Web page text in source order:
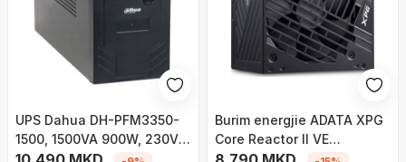
UPS Dahua DH-PFM3350-
1500, 1500VA 900W, 230V, i
zi
Burim energjie ADATA XPG
Core Reactor II VE
COREREACTORIIVE850G-